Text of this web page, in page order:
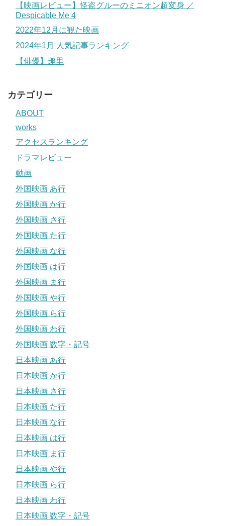
【映画レビュー】怪盗グルーのミニオン超変身 ／
Despicable Me 4
2022年12月に観た映画
2024年1月 人気記事ランキング
【俳優】趣里
カテゴリー
ABOUT
works
アクセスランキング
ドラマレビュー
動画
外国映画 あ行
外国映画 か行
外国映画 さ行
外国映画 た行
外国映画 な行
外国映画 は行
外国映画 ま行
外国映画 や行
外国映画 ら行
外国映画 わ行
外国映画 数字・記号
日本映画 あ行
日本映画 か行
日本映画 さ行
日本映画 た行
日本映画 な行
日本映画 は行
日本映画 ま行
日本映画 や行
日本映画 ら行
日本映画 わ行
日本映画 数字・記号